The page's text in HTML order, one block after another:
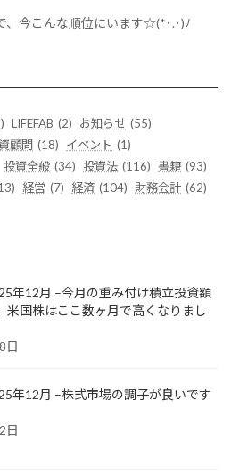
、今こんな順位にいます☆(*･.･)ﾉ
LIFEFAB (2) お知らせ (55)
顧問 (18) イベント (1)
投資全般 (34) 投資法 (116) 書籍 (93)
経営 (7) 経済 (104) 財務会計 (62)
年12月 –今月の重み付け積立投資額
米国株はここ数ヶ月で高くなりまし
日
年12月 –株式市場の調子が良いです
日